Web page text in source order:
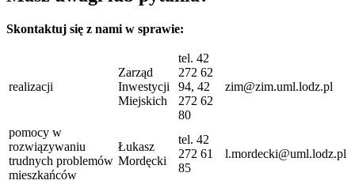
Skontaktuj się z nami w sprawie:
realizacji
Zarząd
Inwestycji
Miejskich
tel. 42
272 62
94, 42
272 62
80
zim@zim.uml.lodz.pl
pomocy w
rozwiązywaniu
trudnych problemów
mieszkańców
Łukasz
Mordęcki
tel. 42
272 61
85
l.mordecki@uml.lodz.pl